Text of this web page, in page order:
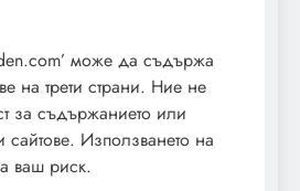
може да съдържа
на трети страни. Ние не
за съдържанието или
сайтове. Използването на
ваш риск.